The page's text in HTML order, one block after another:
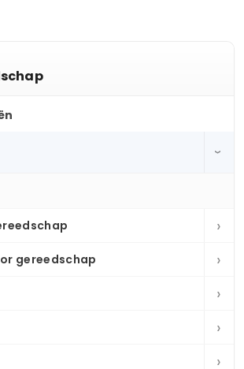
›
›
gereedschap ›
›
›
›